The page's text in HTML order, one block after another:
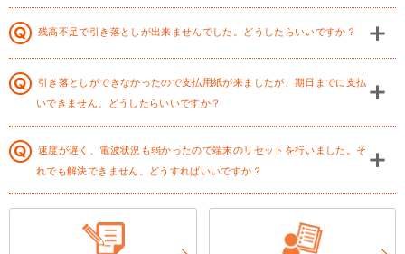
残高不足で引き落としが出来ませんでした。どうしたらいいですか？
引き落としができなかったので支払用紙が来ましたが、期日までに支払
いできません。どうしたらいいですか？
速度が遅く、電波状況も弱かったので端末のリセットを行いました。そ
れでも解決できません。どうすればいいですか？